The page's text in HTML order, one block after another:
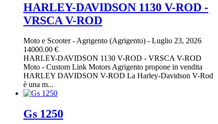
HARLEY-DAVIDSON 1130 V-ROD -
VRSCA V-ROD
Moto e Scooter-Agrigento (Agrigento) - Luglio 23, 2026
14000.00 €
HARLEY-DAVIDSON 1130 V-ROD - VRSCA V-ROD
Moto - Custom Link Motors Agrigento propone in vendita
HARLEY DAVIDSON V-ROD La Harley-Davidson V-Rod
è una m...
Gs 1250